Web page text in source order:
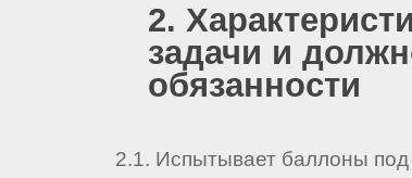
2.
задачи и
обязанности
2.1. Испытывает баллоны